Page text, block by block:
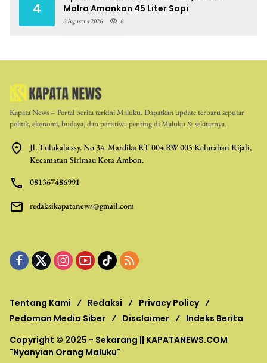
4
Malra Amankan 45 Liter Sopi
6 Agustus 2026 6
Kapata News – Portal berita terkini Maluku. Dapatkan update terbaru seputar
politik, ekonomi, budaya, dan peristiwa penting di Maluku & sekitarnya.
Jl. Tulukabessy. No 34. Mardika RT 004 RW 005 Kelurahan Rijali,
Kecamatan Sirimau Kota Ambon.
081367486991
redaksikapatanews@gmail.com
Tentang Kami Redaksi
Privacy Policy
Pedoman Media Siber
Disclaimer
Indeks Berita
Copyright © 2025 - Sekarang || KAPATANEWS.COM
"Nyanyian Orang Maluku"